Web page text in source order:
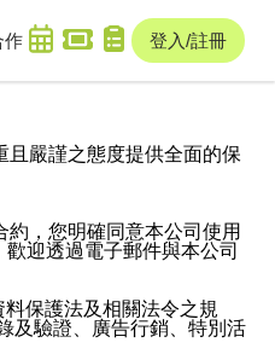
作 登入/註冊
且嚴謹之態度提供全面的保
，您明確同意本公司使用
迎透過電子郵件與本公司
保護法及相關法令之規
及驗證、廣告行銷、特別活